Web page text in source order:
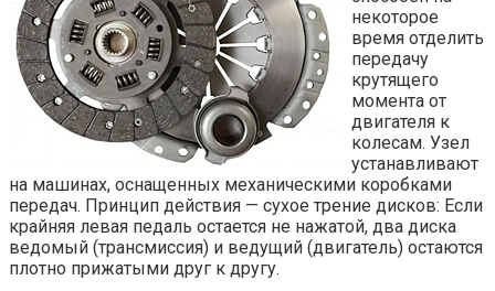
некоторое
время отделить
передачу
крутящего
момента от
двигателя к
колесам. Узел
устанавливают
на машинах, оснащенных механическими коробками
передач. Принцип действия — сухое трение дисков: Если
крайняя левая педаль остается не нажатой, два диска
ведомый (трансмиссия) и ведущий (двигатель) остаются
плотно прижатыми друг к другу.